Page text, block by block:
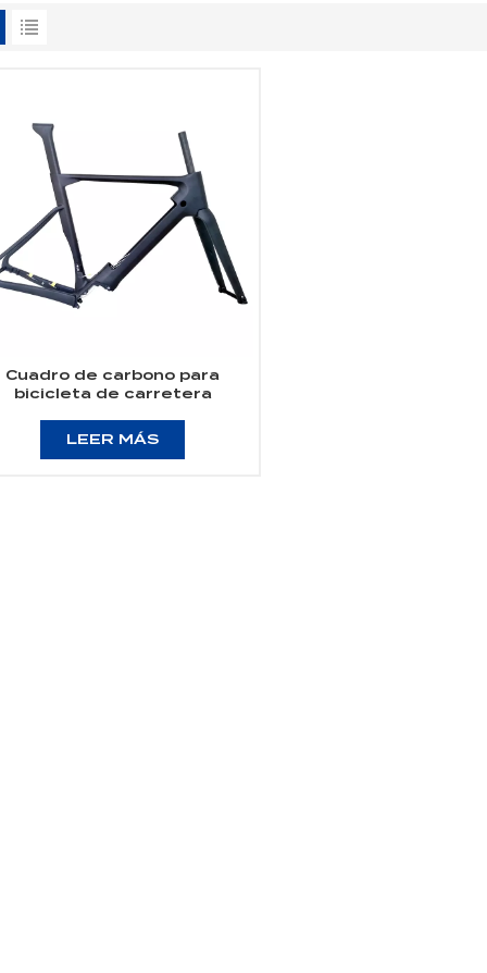
Cuadro de carbono para
bicicleta de carretera
Motor Bafang M800
LEER MÁS